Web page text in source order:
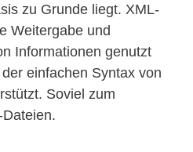
zu Grunde liegt. XML-
Weitergabe und
Informationen genutzt
einfachen Syntax von
Soviel zum